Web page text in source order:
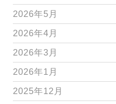
2026年5月
2026年4月
2026年3月
2026年1月
2025年12月